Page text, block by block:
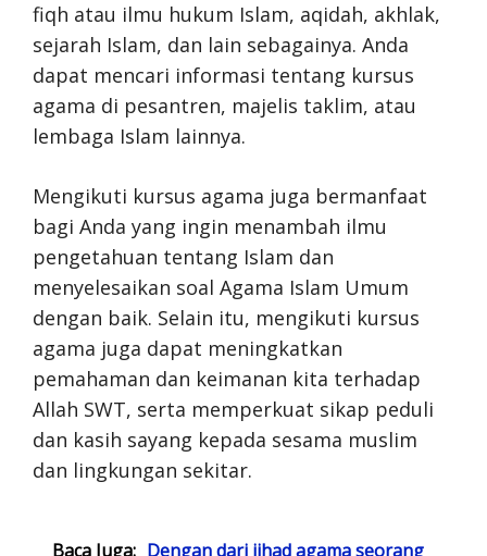
fiqh atau ilmu hukum Islam, aqidah, akhlak,
sejarah Islam, dan lain sebagainya. Anda
dapat mencari informasi tentang kursus
agama di pesantren, majelis taklim, atau
lembaga Islam lainnya.
Mengikuti kursus agama juga bermanfaat
bagi Anda yang ingin menambah ilmu
pengetahuan tentang Islam dan
menyelesaikan soal Agama Islam Umum
dengan baik. Selain itu, mengikuti kursus
agama juga dapat meningkatkan
pemahaman dan keimanan kita terhadap
Allah SWT, serta memperkuat sikap peduli
dan kasih sayang kepada sesama muslim
dan lingkungan sekitar.
Baca Juga: Dengan dari jihad agama seorang